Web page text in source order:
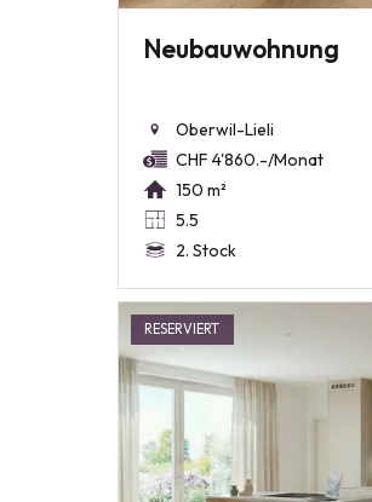
Neubauwohnung
Oberwil-Lieli
CHF 4'860.-/Monat
150 m²
5.5
2. Stock
RESERVIERT